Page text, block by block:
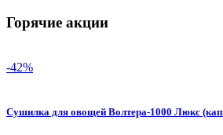
Горячие акции
-42%
Сушилка для овощей Волтера-1000 Люкс